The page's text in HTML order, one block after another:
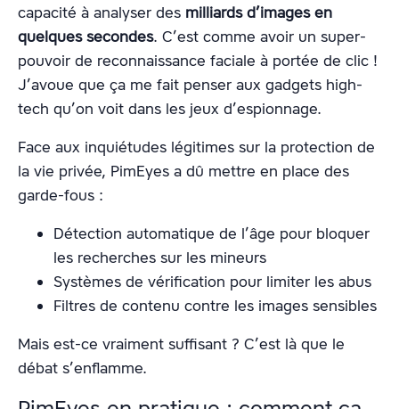
capacité à analyser des milliards d’images en
quelques secondes. C’est comme avoir un super-
pouvoir de reconnaissance faciale à portée de clic !
J’avoue que ça me fait penser aux gadgets high-
tech qu’on voit dans les jeux d’espionnage.
Face aux inquiétudes légitimes sur la protection de
la vie privée, PimEyes a dû mettre en place des
garde-fous :
Détection automatique de l’âge pour bloquer
les recherches sur les mineurs
Systèmes de vérification pour limiter les abus
Filtres de contenu contre les images sensibles
Mais est-ce vraiment suffisant ? C’est là que le
débat s’enflamme.